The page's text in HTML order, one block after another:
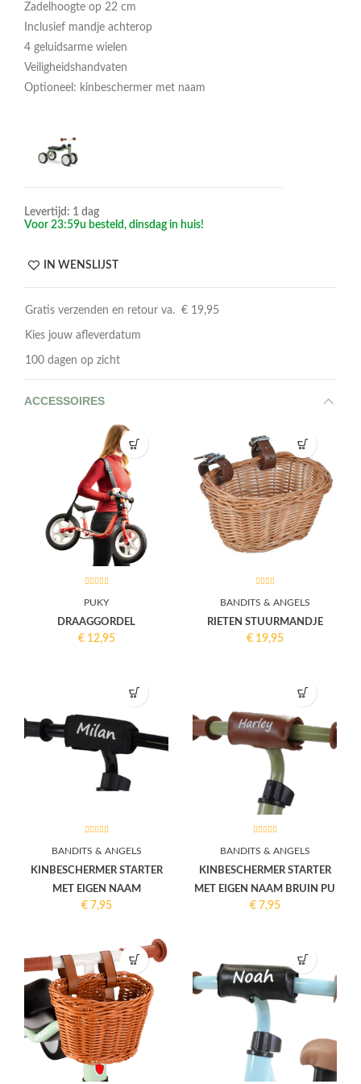
Zadelhoogte op 22 cm
Inclusief mandje achterop
4 geluidsarme wielen
Veiligheidshandvaten
Optioneel: kinbeschermer met naam
Levertijd: 1 dag
Voor 23:59u besteld, dinsdag in huis!
IN WENSLIJST
Gratis verzenden en retour va. € 19,95
Kies jouw afleverdatum
100 dagen op zicht
ACCESSOIRES
PUKY
DRAAGGORDEL
€ 12,95
BANDITS & ANGELS
RIETEN STUURMANDJE
€ 19,95
BANDITS & ANGELS
KINBESCHERMER STARTER
MET EIGEN NAAM
€ 7,95
BANDITS & ANGELS
KINBESCHERMER STARTER
MET EIGEN NAAM BRUIN PU
€ 7,95